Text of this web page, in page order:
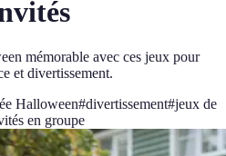
mémorable avec ces jeux pour
et divertissement.
Halloween#divertissement#jeux de
en groupe